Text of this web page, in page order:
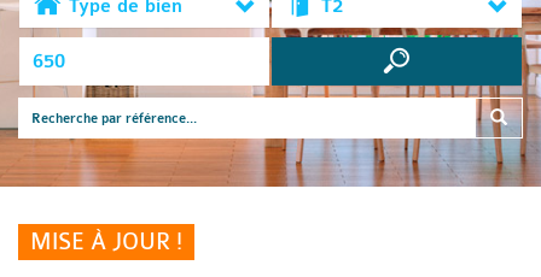
Type de bien T2
MISE À JOUR !